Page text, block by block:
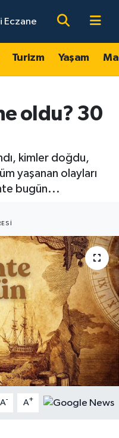
Eczane
Turizm Yaşam
oldu? 30
kimler doğdu,
yaşanan olayları
bugün...
A- A+
Fikstür